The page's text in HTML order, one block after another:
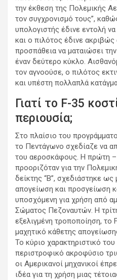
την έκθεση της Πολεμικής
τον συγχρονισμό τους”,
υπολογιστής έδινε εντολή
και ο πιλότος έδινε ακριβώς
προσπάθεια να ματαιώσει
έναν δεύτερο κύκλο.
τον αγνοούσε, ο πιλότος
και υπέστη πολλαπλά
Γιατί το F-35
περιουσία;
Στο πλαίσιο του
το Πεντάγωνο σχεδίαζε να
του αεροσκάφους. Η πρώτη –
προοριζόταν για την
δείκτης “Β”, σχεδιάστηκε
απογείωση και προσγείωση
υποσχόμενη για χρήση από
Σώματος Πεζοναυτών. Η
εξελιγμένη τροποποίηση, το
μαχητικό κάθετης
Το κύριο χαρακτηριστικό
περιστροφικό ακροφύσιο
οι Αμερικανοί μηχανικοί
ιδέα για τη χρήση μιας